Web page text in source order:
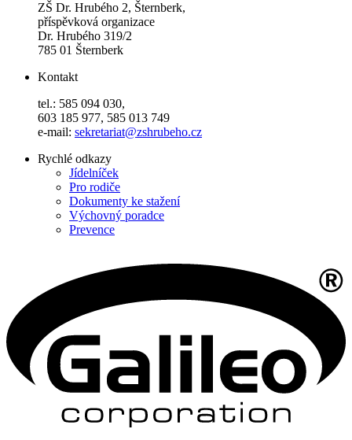
ZŠ Dr. Hrubého 2, Šternberk,
příspěvková organizace
Dr. Hrubého 319/2
785 01 Šternberk
Kontakt
tel.: 585 094 030,
603 185 977, 585 013 749
e-mail: sekretariat@zshrubeho.cz
Rychlé odkazy
Jídelníček
Pro rodiče
Dokumenty ke stažení
Výchovný poradce
Prevence